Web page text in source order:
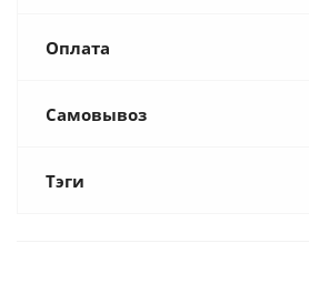
Оплата
Самовывоз
Тэги